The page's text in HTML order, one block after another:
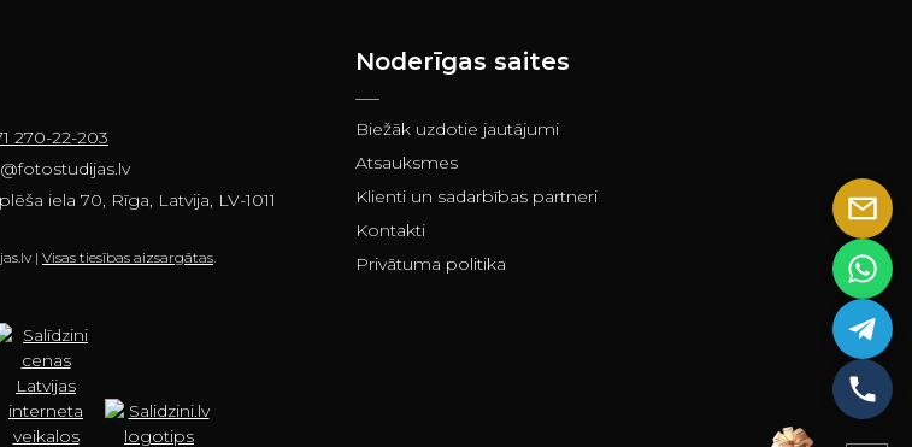
270-22-203
iela 70, Rīga, Latvija, LV-1011
| Visas tiesības aizsargātas.
Noderīgas saites
Biežāk uzdotie jautājumi
Atsauksmes
Klienti un sadarbības partneri
Kontakti
Privātuma politika